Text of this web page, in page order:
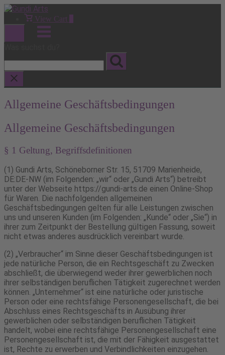
Skip
content
View
shopping
View Cart
Menu
Allgemeine Geschäftsbedingungen
Allgemeine Geschäftsbedingungen
§ 1 Geltung, Begriffsdefinitionen
(1) Gundi Arts, Schöneborner Str. 15, 51709 Marienheide,
DE:DE-NW (im Folgenden: „wir“ oder „Gundi Arts“) betreibt
unter der Webseite https://gundi-arts.de einen Online-Shop
für Waren. Die nachfolgenden allgemeinen
Geschäftsbedingungen gelten für alle Leistungen zwischen
uns und unseren Kunden (im Folgenden: „Kunde“ oder „Sie“) in
ihrer zum Zeitpunkt der Bestellung gültigen Fassung, soweit
nicht etwas anderes ausdrücklich vereinbart wurde.
(2) „Verbraucher“ im Sinne dieser Geschäftsbedingungen ist
jede natürliche Person, die ein Rechtsgeschäft zu Zwecken
abschließt, die überwiegend weder ihrer gewerblichen noch
ihrer selbständigen beruflichen Tätigkeit zugerechnet werden
können. „Unternehmer“ ist eine natürliche oder juristische
Person oder eine rechtsfähige Personengesellschaft, die bei
Abschluss eines Rechtsgeschäfts in Ausübung ihrer
gewerblichen oder selbständigen beruflichen Tätigkeit
handelt, wobei eine rechtsfähige Personengesellschaft eine
Personengesellschaft ist, die mit der Fähigkeit ausgestattet
ist, Rechte zu erwerben und Verbindlichkeiten einzugehen.